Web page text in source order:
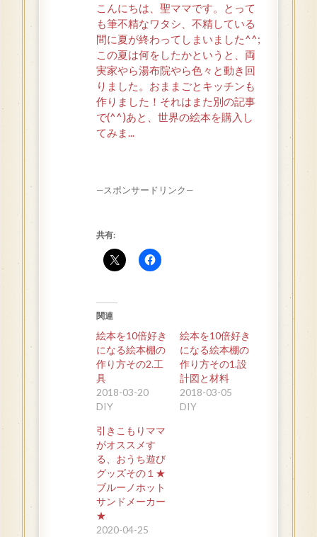
こんにちは、聖ママです。とって
も筆不精なワタシ、不精している
間に夏が終わってしまいました^^;
この夏は何をしたかというと、両
実家やら湯布院やら色々と動き回
りました。おままごとキッチンも
作りました！それはまた別の記事
で(^^)あと、世界の絵本を購入し
てみま...
—スポンサードリンク—
共有:
関連
絵本を10倍好き
になる絵本棚の
作り方その2.工
具
2018-03-20
DIY
絵本を10倍好き
になる絵本棚の
作り方その1.設
計図と材料
2018-03-05
DIY
引きこもりママ
がオススメす
る、おうち遊び
グッズその１★
ブルーノホット
サンドメーカー
★
2020-04-25